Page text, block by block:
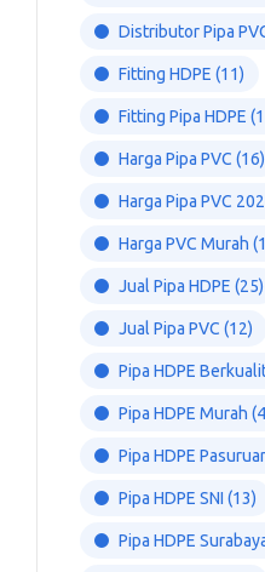
Distributor Pipa
Fitting HDPE (11)
Fitting Pipa HDPE
Harga Pipa PVC (16)
Harga Pipa PVC
Harga PVC Murah
Jual Pipa HDPE (25)
Jual Pipa PVC (12)
Pipa HDPE
Pipa HDPE Murah
Pipa HDPE
Pipa HDPE SNI (13)
Pipa HDPE